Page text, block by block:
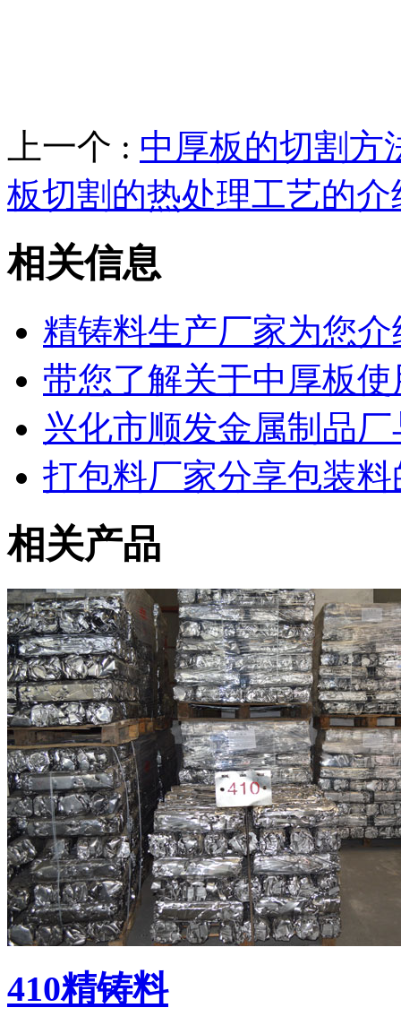
上一个 : 中厚板的切割方
板切割的热处理工艺的介
相关信息
精铸料生产厂家为您
带您了解关于中厚板
兴化市顺发金属制品
打包料厂家分享包装
相关产品
410精铸料